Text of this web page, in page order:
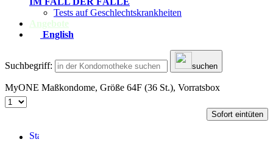
Tests auf Geschlechtskrankheiten
Angebote
English
Suchbegriff: suchen
MyONE Maßkondome, Größe 64F (36 St.), Vorratsbox
Sofort eintüten